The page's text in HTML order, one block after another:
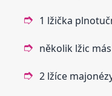
1 lžička
několik lžic
2 lžíce